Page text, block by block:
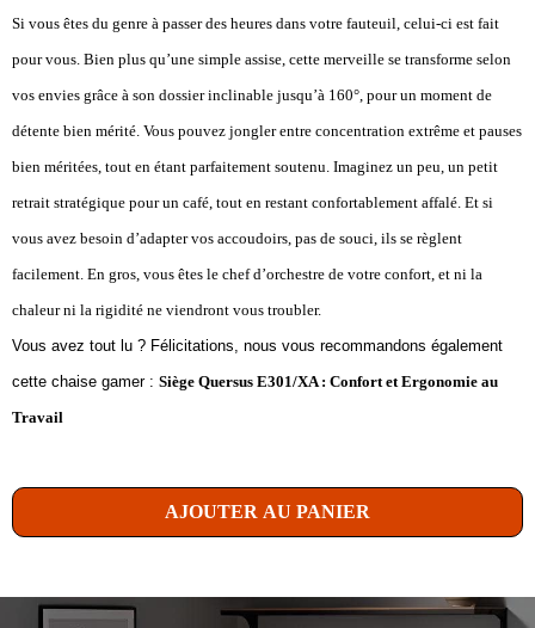
Si vous êtes du genre à passer des heures dans votre fauteuil, celui-ci est fait
pour vous. Bien plus qu’une simple assise, cette merveille se transforme selon
vos envies grâce à son dossier inclinable jusqu’à 160°, pour un moment de
détente bien mérité. Vous pouvez jongler entre concentration extrême et pauses
bien méritées, tout en étant parfaitement soutenu. Imaginez un peu, un petit
retrait stratégique pour un café, tout en restant confortablement affalé. Et si
vous avez besoin d’adapter vos accoudoirs, pas de souci, ils se règlent
facilement. En gros, vous êtes le chef d’orchestre de votre confort, et ni la
chaleur ni la rigidité ne viendront vous troubler.
Vous avez tout lu ? Félicitations, nous vous recommandons également
cette chaise gamer : Siège Quersus E301/XA : Confort et Ergonomie au
Travail
AJOUTER AU PANIER